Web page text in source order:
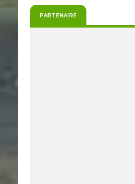
PARTENAIRE